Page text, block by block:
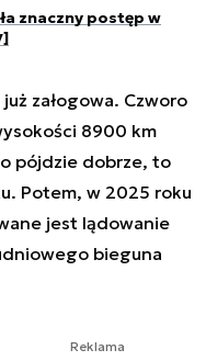
znaczny postęp w
załogowa. Czworo
8900 km
pójdzie dobrze, to
Potem, w 2025 roku
jest lądowanie
bieguna
Reklama